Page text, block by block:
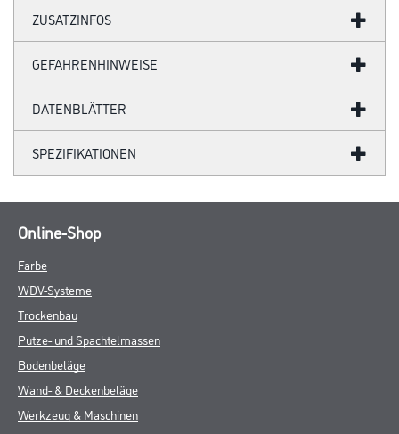
ZUSATZINFOS
GEFAHRENHINWEISE
DATENBLÄTTER
SPEZIFIKATIONEN
Online-Shop
Farbe
WDV-Systeme
Trockenbau
Putze- und Spachtelmassen
Bodenbeläge
Wand- & Deckenbeläge
Werkzeug & Maschinen